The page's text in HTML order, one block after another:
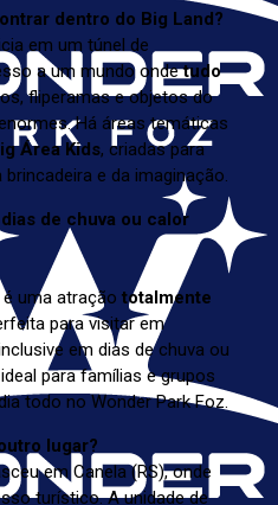
dentro do Big Land?
em um túnel de
a um mundo ondetudo
fliperamas e objetos do
Há áreas temáticas
Área Kids, criadas para
e da imaginação.
de chuva ou calor
é uma atração totalmente
para visitar em
em dias de chuva ou
para famílias e grupos
todo no Wonder Park Foz.
lugar?
em Canela (RS), onde
turístico. A unidade de